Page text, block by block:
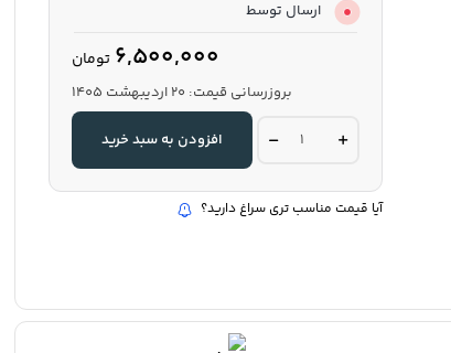
ارسال توسط
6,500,000 تومان
بروزرسانی قیمت: 20 اردیبهشت 1405
روزرنگ
صورتی
مات60سانت25متری
کد:6030
quantity
افزودن به سبد خرید
آیا قیمت مناسب تری سراغ دارید؟